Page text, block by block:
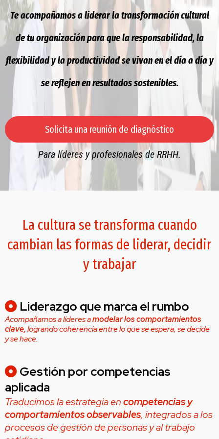
Te acompañamos a liderar la transformación cultural
de tu organización para que la responsabilidad, la
flexibilidad y la productividad se vivan en el día a día y
se reflejen en resultados sostenibles.
Solicita una reunión de diagnóstico
Para líderes y profesionales de RRHH.
La cultura se transforma cuando
cambian las formas de liderar, decidir
y trabajar
Liderazgo que marca el rumbo
Acompañamos a líderes amodelar los comportamientos
clave,logrando coherencia entre lo que se espera, se decide
y se hace.
Gestión por competencias
aplicada
Traducimos la estrategia encompetencias y
comportamientos observables, integrados a los
procesos de gestión de personas y al trabajo